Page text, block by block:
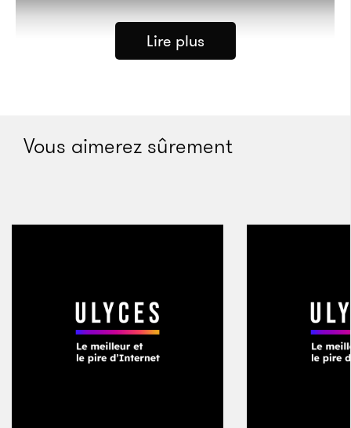
Neil Harbisson
Lire plus
Vous aimerez sûrement